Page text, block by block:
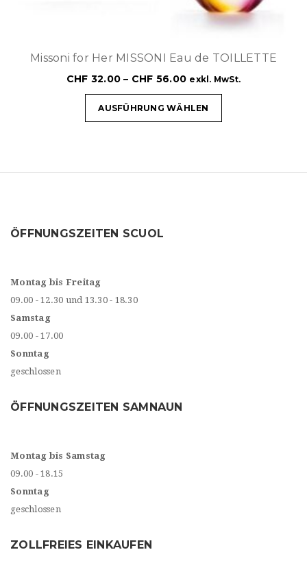
Missoni for Her MISSONI Eau de TOILLETTE
CHF 32.00 – CHF 56.00 exkl. MwSt.
AUSFÜHRUNG WÄHLEN
ÖFFNUNGSZEITEN SCUOL
Montag bis Freitag
09.00 - 12.30 und 13.30 - 18.30
Samstag
09.00 - 17.00
Sonntag
geschlossen
ÖFFNUNGSZEITEN SAMNAUN
Montag bis Samstag
09.00 - 18.15
Sonntag
geschlossen
ZOLLFREIES EINKAUFEN